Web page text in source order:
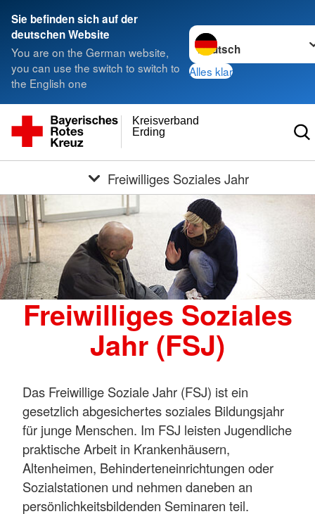
Sie befinden sich auf der
deutschen Website
You are on the German website,
you can use the switch to switch to
the English one
Sprache wechseln zu
Alles klar
Erding
Kreisverband
Freiwilliges Soziales Jahr
Freiwilliges Soziales
Jahr (FSJ)
Das Freiwillige Soziale Jahr (FSJ) ist ein
gesetzlich abgesichertes soziales Bildungsjahr
für junge Menschen. Im FSJ leisten Jugendliche
praktische Arbeit in Krankenhäusern,
Altenheimen, Behinderteneinrichtungen oder
Sozialstationen und nehmen daneben an
persönlichkeitsbildenden Seminaren teil.